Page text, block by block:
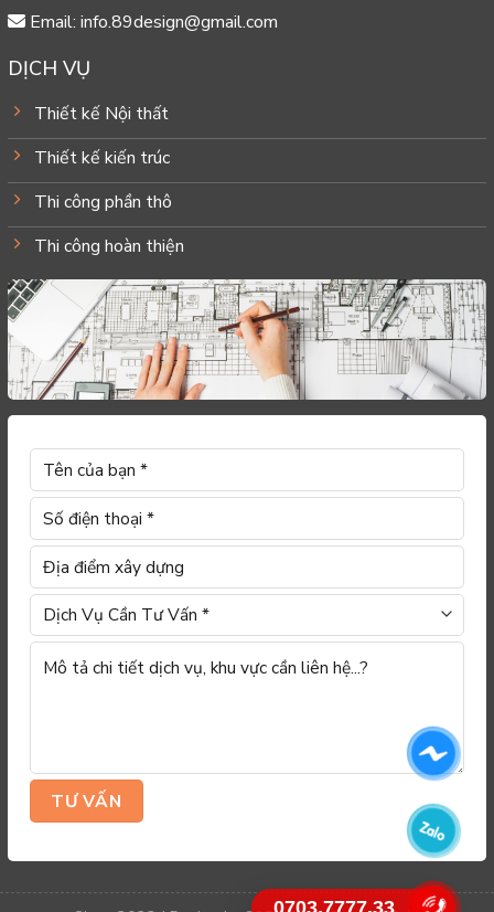
Email: info.89design@gmail.com
DỊCH VỤ
Thiết kế Nội thất
Thiết kế kiến trúc
Thi công phần thô
Thi công hoàn thiện
0703.7777.33